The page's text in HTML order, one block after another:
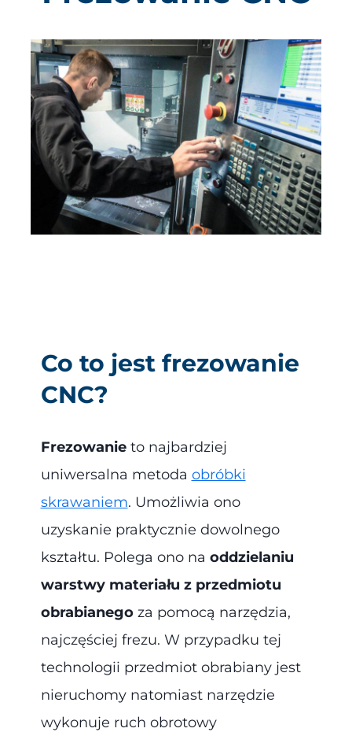
Co to jest frezowanie
CNC?
Frezowanie to najbardziej
uniwersalna metoda obróbki
skrawaniem. Umożliwia ono
uzyskanie praktycznie dowolnego
kształtu. Polega ono na oddzielaniu
warstwy materiału z przedmiotu
obrabianegoza pomocą narzędzia,
najczęściej frezu. W przypadku tej
technologii przedmiot obrabiany jest
nieruchomy natomiast narzędzie
wykonuje ruch obrotowy